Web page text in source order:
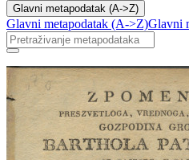
Glavni metapodatak (A->Z)
Glavni metapodatak (A->Z)Glavni